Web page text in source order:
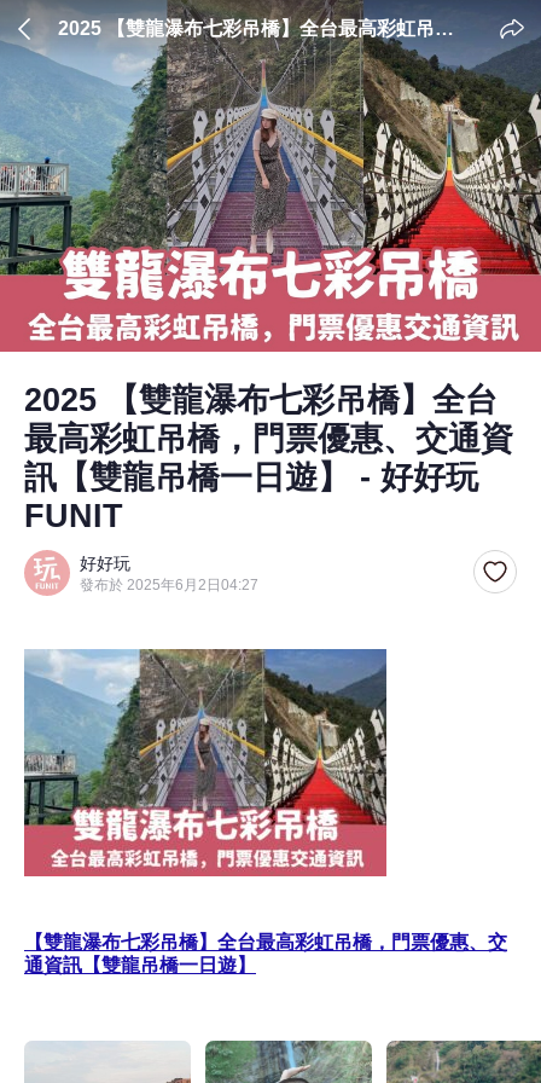
2025 【雙龍瀑布七彩吊橋】全台最高彩虹吊
橋，門票優惠、交通資訊【雙龍吊橋一日遊】 -
好好玩FUNIT
2025 【雙龍瀑布七彩吊橋】全台
最高彩虹吊橋，門票優惠、交通資
訊【雙龍吊橋一日遊】 - 好好玩
FUNIT
好好玩
發布於 2025年6月2日04:27
【雙龍瀑布七彩吊橋】全台最高彩虹吊橋，門票優惠、交
通資訊【雙龍吊橋一日遊】